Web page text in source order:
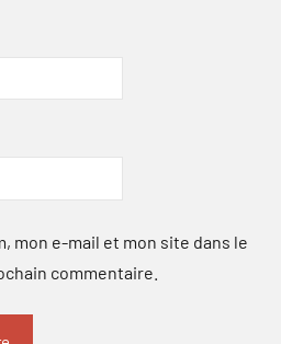
mon e-mail et mon site dans le
commentaire.